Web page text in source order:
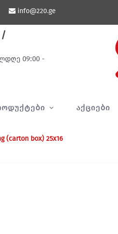
info@220.ge
/
09:00 -
ᲐᲥᲪᲘᲔᲑᲘ
(carton box) 25x16